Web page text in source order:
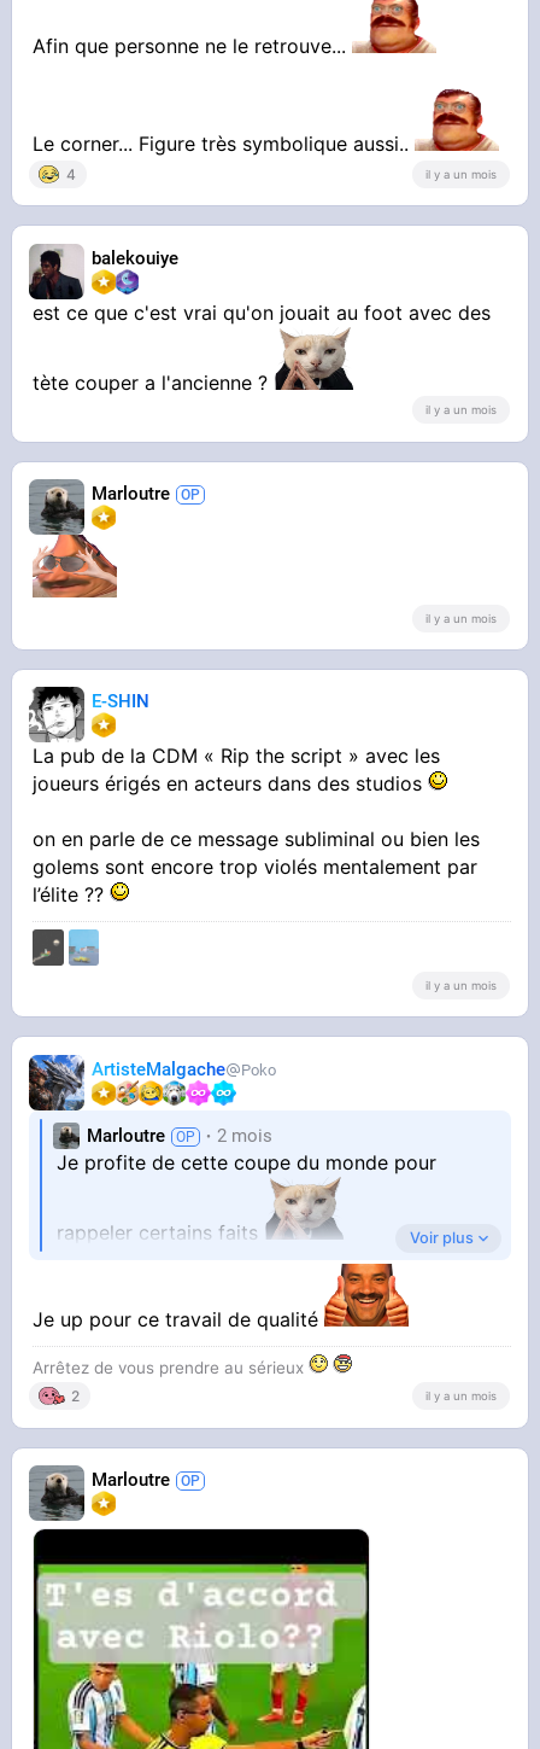
Afin que personne ne le retrouve...
Le corner... Figure très symbolique aussi..
4 il y a un mois
balekouiye
est ce que c'est vrai qu'on jouait au foot avec des
tète couper a l'ancienne ?
il y a un mois
Marloutre
il y a un mois
E-SHIN
La pub de la CDM « Rip the script » avec les
joueurs érigés en acteurs dans des studios
on en parle de ce message subliminal ou bien les
golems sont encore trop violés mentalement par
l’élite ??
il y a un mois
ArtisteMalgache Poko
Marloutre 2 mois
Je profite de cette coupe du monde pour
rappeler certains faits
Le football tel que pratiqué à notre époque a
été théorisé le 26 octobre 1863 dans un endroit
nomméFreemasons' Tavern, en Angleterre. Il
s'agit d'un pub qui appartient à la Grande Loge
Les personnes qui l'ont théorisé appartenaient
toutes à la haute société qui était maçonnique,
les rituels qu'ils pratiquent en loge :
Le terrain de football est un rectangle parfait
constitué de deux carrés et d'un cercle au
Voir plus
Je up pour ce travail de qualité
Arrêtez de vous prendre au sérieux
2 il y a un mois
Marloutre